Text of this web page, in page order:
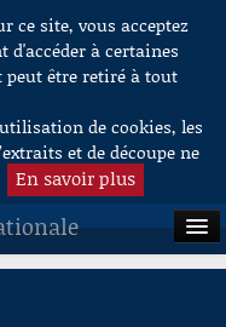
ce site, vous acceptez
à certaines
peut être retiré à tout
de cookies, les
et de découpe ne
En savoir plus